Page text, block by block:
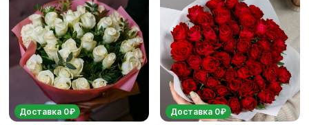
Доставка 0₽ Доставка 0₽